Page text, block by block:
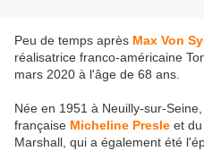
Peu de temps après Max Von
réalisatrice franco-américaine
mars 2020 à l'âge de 68 ans.
Née en 1951 à Neuilly-sur-
française Micheline Presle et
Marshall, qui a également été